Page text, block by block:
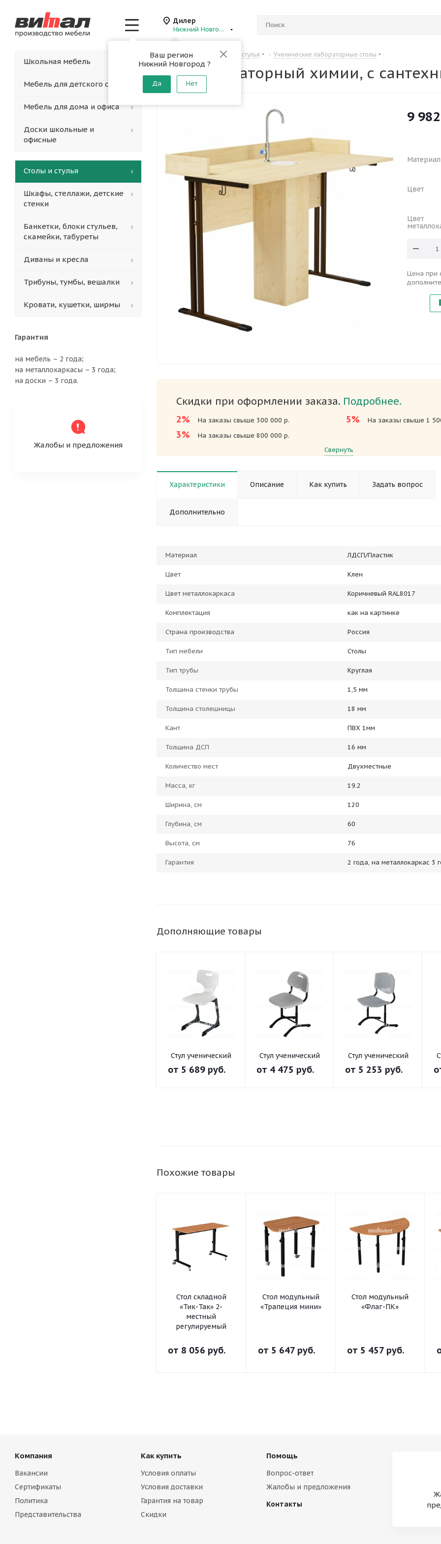
Дилер
Нижний Новгород
Ваш регион
Нижний Новгород ?
Да Нет
Главная - Каталог Столы и стулья - Ученические лабораторные столы
Стол лабораторный химии, с
9 982
Материал
Цвет
Цвет
Цена при
Скидки при оформлении заказа. Подробнее.
2% На заказы свыше 300 000 р.
3% На заказы свыше 800 000 р.
5% На заказы свыше 1
Свернуть
Характеристики Описание Как купить Задать вопрос
Дополнительно
Материал ЛДСП/Пластик
Цвет Клен
Цвет металлокаркаса Коричневый RAL8017
Комплектация как на картинке
Страна производства Россия
Тип мебели Столы
Тип трубы Круглая
Толщина стенки трубы 1,5 мм
Толщина столешницы 18 мм
Кант ПВХ 1мм
Толщина ДСП 16 мм
Количество мест Двухместные
Масса, кг 19.2
Ширина, см 120
Глубина, см 60
Высота, см 76
Гарантия 2 года, на металлокаркас 3
Дополняющие товары
Стул ученический
регулируемый «L
40x20» на
от 5 689 руб.
Стул ученический
регулируемый
«Спейс» на круглой
от 4 475 руб.
Стул ученический
регулируемый
«Призма» на
от 5 253 руб.
Похожие товары
Стол складной
«Тик-Так» 2-
местный
регулируемый
от 8 056 руб.
Стол модульный
«Трапеция мини»
от 5 647 руб.
Стол модульный
«Флаг-ПК»
от 5 457 руб.
Школьная мебель
Мебель для детского сада
Мебель для дома и офиса
Доски школьные и
офисные
Столы и стулья
Шкафы, стеллажи, детские
стенки
Банкетки, блоки стульев,
скамейки, табуреты
Диваны и кресла
Трибуны, тумбы, вешалки
Кровати, кушетки, ширмы
Гарантия
на мебель – 2 года;
на металлокаркасы – 3 года;
на доски – 3 года.
Жалобы и предложения
Компания
Вакансии
Сертификаты
Политика
Представительства
Как купить
Условия оплаты
Условия доставки
Гарантия на товар
Скидки
Помощь
Вопрос-ответ
Жалобы и предложения
Контакты